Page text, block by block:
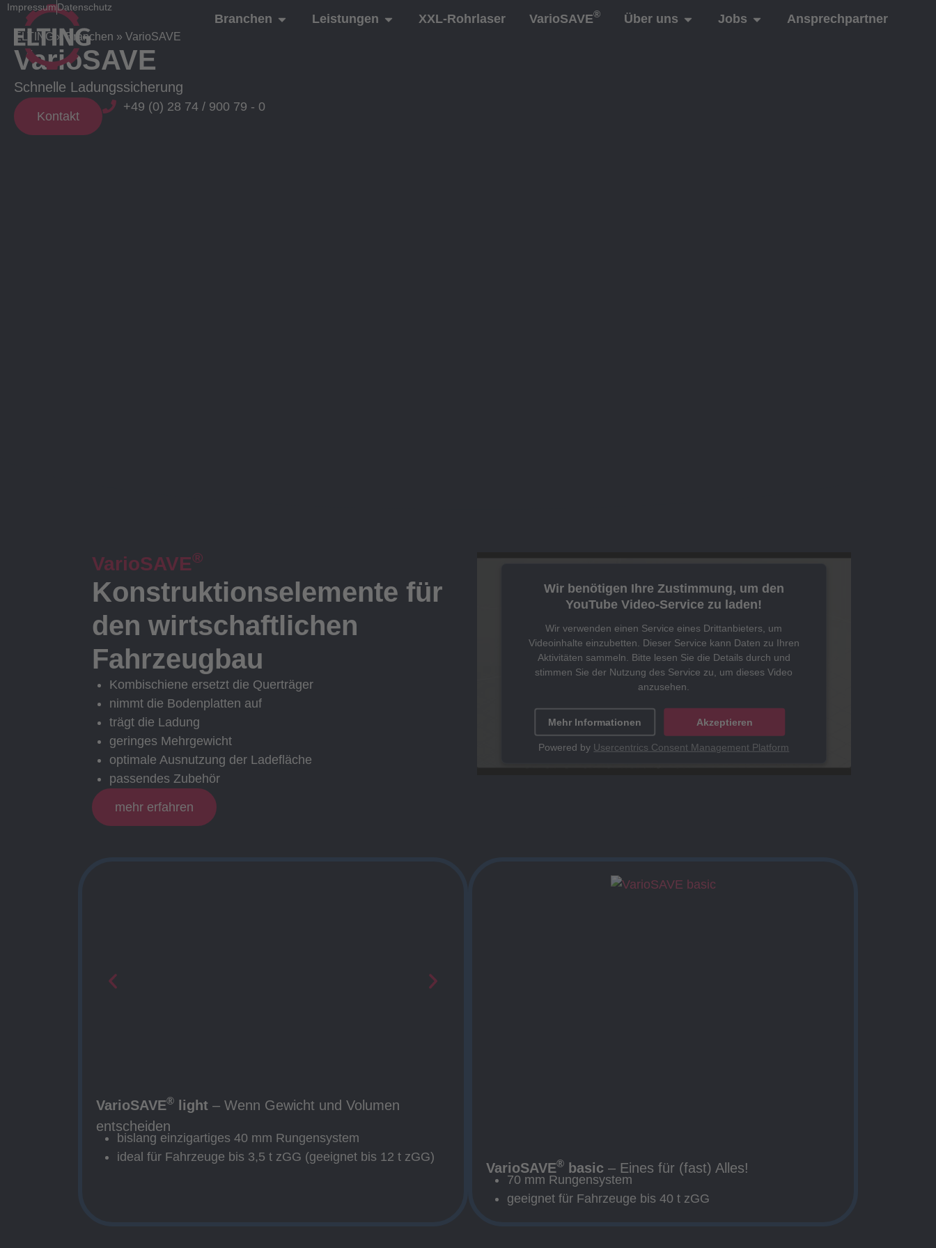
ImpressumDatenschutz
Branchen Leistungen XXL-Rohrlaser VarioSAVE® Über uns Jobs Ansprechpartner
ELTING »Branchen » VarioSAVE
VarioSAVE
Schnelle Ladungssicherung
Kontakt
+49 (0) 28 74 / 900 79 - 0
VarioSAVE®
Konstruktionselemente für
den wirtschaftlichen
Fahrzeugbau
Kombischiene ersetzt die Querträger
nimmt die Bodenplatten auf
trägt die Ladung
geringes Mehrgewicht
optimale Ausnutzung der Ladefläche
passendes Zubehör
mehr erfahren
Wir benötigen Ihre Zustimmung, um den
YouTube Video-Service zu laden!
Wir verwenden einen Service eines Drittanbieters, um
Videoinhalte einzubetten. Dieser Service kann Daten zu Ihren
Aktivitäten sammeln. Bitte lesen Sie die Details durch und
stimmen Sie der Nutzung des Service zu, um dieses Video
anzusehen.
Mehr Informationen Akzeptieren
Powered by Usercentrics Consent Management Platform
VarioSAVE® light – Wenn Gewicht und Volumen
entscheiden
bislang einzigartiges 40 mm Rungensystem
ideal für Fahrzeuge bis 3,5 t zGG (geeignet bis 12 t zGG)
VarioSAVE® basic – Eines für (fast) Alles!
70 mm Rungensystem
geeignet für Fahrzeuge bis 40 t zGG